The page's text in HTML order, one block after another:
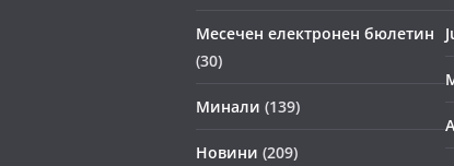
Месечен електронен бюлетин
(30)
Минали (139)
Новини (209)